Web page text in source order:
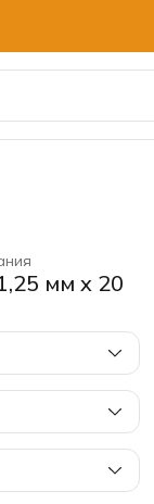
мм x 20